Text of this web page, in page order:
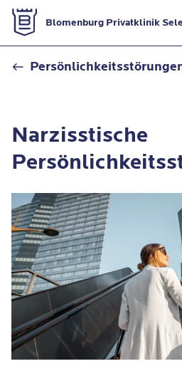
Zur Startseite
Blomenburg Privatklinik
Narzisstische